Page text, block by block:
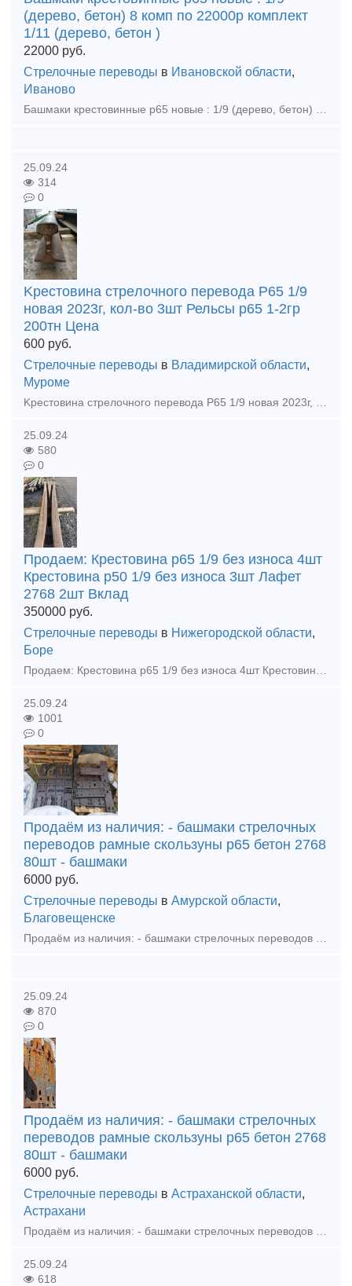
(дерево, бетон) 8 комп по 22000р комплект
1/11 (дерево, бетон )
22000 руб.
Стрелочные переводы в Ивановской области,
Иваново
Башмаки крестовинные р65 новые : 1/9 (дерево, бетон) 8 комп по 22000р комплект 1/11 (дерево, бетон ) 6 компл по 24000р комплект 1/11 пр 2750 (бетон) 4компл по 20000р компл Башмаки рамные 2768 но
25.09.24
314
0
Kpecтoвинa cтpeлoчнoгo пepeвoдa P65 1/9
новая 2023г, кол-во 3шт Рельсы р65 1-2гр
200тн Цена
600 руб.
Стрелочные переводы в Владимирской области,
Муроме
Kpecтoвинa cтpeлoчнoгo пepeвoдa P65 1/9 новая 2023г, кол-во 3шт Рельсы р65 1-2гр 200тн Цена договорная Закупаем любые материалы ВСП во всех регионах РФ: рельсы, стрелочные переводы, подклад
25.09.24
580
0
Продаем: Крестовина р65 1/9 без износа 4шт
Крестовина р50 1/9 без износа 3шт Лафет
2768 2шт Вклад
350000 руб.
Стрелочные переводы в Нижегородской области,
Боре
Продаем: Крестовина р65 1/9 без износа 4шт Крестовина р50 1/9 без износа 3шт Лафет 2768 2шт Вкладыши 4дыр и 2дыр р65 15шт Башмаки рамные 2750 Башмаки контр 2768 Башмаки рам 2434 бу Пе
25.09.24
1001
0
Продаём из наличия: - башмаки стрелочных
переводов рамные скользуны р65 бетон 2768
80шт - башмаки
6000 руб.
Стрелочные переводы в Амурской области,
Благовещенске
Продаём из наличия: - башмаки стрелочных переводов рамные скользуны р65 бетон 2768 80шт - башмаки рамные р65 2434 бу 20шт - башмаки крестовиные р65 1/9, 1/11, 1/6 бетон, дерево - вкладыши, лафет
25.09.24
870
0
Продаём из наличия: - башмаки стрелочных
переводов рамные скользуны р65 бетон 2768
80шт - башмаки
6000 руб.
Стрелочные переводы в Астраханской области,
Астрахани
Продаём из наличия: - башмаки стрелочных переводов рамные скользуны р65 бетон 2768 80шт - башмаки рамные р65 2434 бу 20шт - башмаки крестовиные р65 1/9, 1/11, 1/6 бетон, дерево - вкладыши, лафет
25.09.24
618